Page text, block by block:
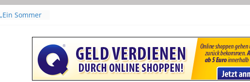
Hafsia Herzi
| Mit
Voice of